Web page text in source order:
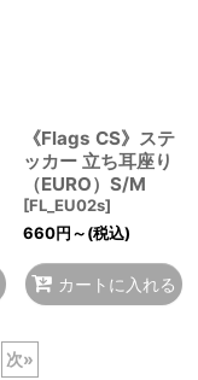
《Flags CS》ステ
ッカー 立ち耳座り
（EURO）S/M
[FL_EU02s]
660円～(税込)
カートに入れる
次»